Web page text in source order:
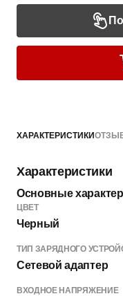
ХАРАКТЕРИСТИКИ
Характеристики
Основные
ЦВЕТ
Черный
ТИП ЗАРЯДНОГО
Сетевой адаптер
ВХОДНОЕ НАПРЯЖЕНИЕ